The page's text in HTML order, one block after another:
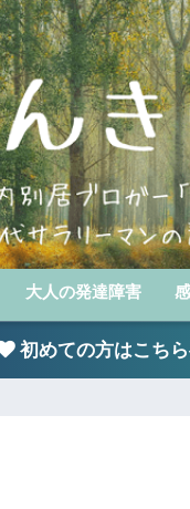
大人の発達障害
初めての方はこち